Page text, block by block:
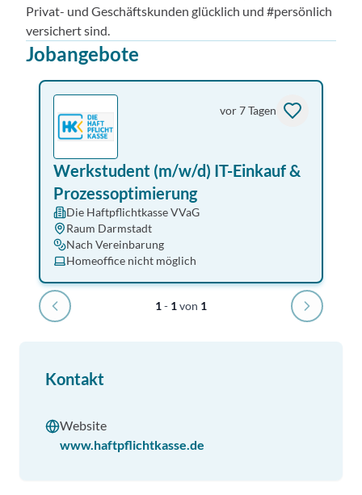
Privat- und Geschäftskunden glücklich und #persönlich
versichert sind.
Jobangebote
vor 7 Tagen
Werkstudent (m/w/d) IT-Einkauf &
Prozessoptimierung
Die Haftpflichtkasse VVaG
Raum Darmstadt
Nach Vereinbarung
Homeoffice nicht möglich
1- 1von 1
Kontakt
Website
www.haftpflichtkasse.de